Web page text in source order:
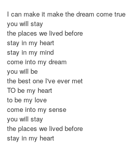
I can make it make the dream come true
you will stay
the places we lived before
stay in my heart
stay in my mind
come into my dream
you will be
the best one I've ever met
TO be my heart
to be my love
come into my sense
you will stay
the places we lived before
stay in my heart